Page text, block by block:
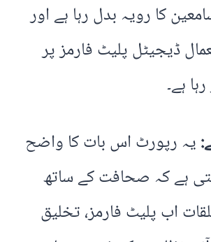
کا رویہ بدل رہا ہے اور
ڈیجیٹل پلیٹ فارمز پر
ہے۔
یہ رپورٹ اس بات کا واضح
ہے کہ صحافت کے ساتھ
اب پلیٹ فارمز، تخلیق